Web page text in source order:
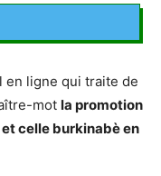
en ligne qui traite de
mot la promotion
celle burkinabè en